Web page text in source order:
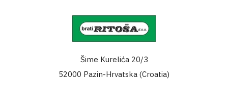
Šime Kurelića 20/3
52000 Pazin-Hrvatska (Croatia)